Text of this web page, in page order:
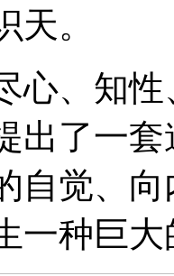
。
心、知
出了一
自觉、
一种巨